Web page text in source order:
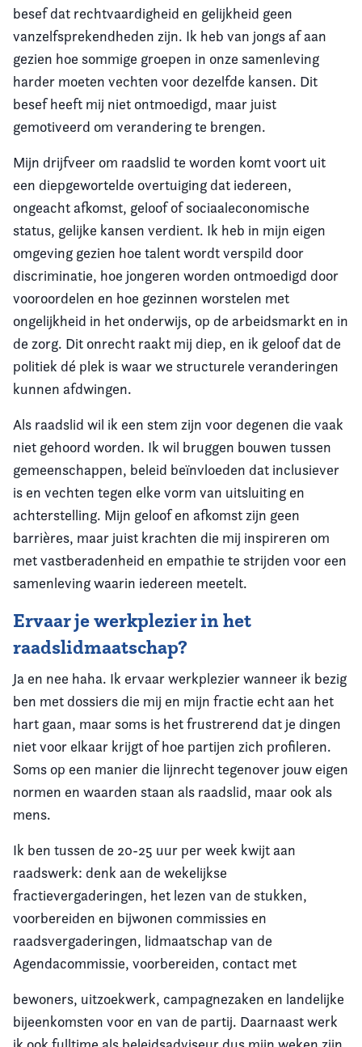
besef dat rechtvaardigheid en gelijkheid geen
vanzelfsprekendheden zijn. Ik heb van jongs af aan
gezien hoe sommige groepen in onze samenleving
harder moeten vechten voor dezelfde kansen. Dit
besef heeft mij niet ontmoedigd, maar juist
gemotiveerd om verandering te brengen.
Mijn drijfveer om raadslid te worden komt voort uit
een diepgewortelde overtuiging dat iedereen,
ongeacht afkomst, geloof of sociaaleconomische
status, gelijke kansen verdient. Ik heb in mijn eigen
omgeving gezien hoe talent wordt verspild door
discriminatie, hoe jongeren worden ontmoedigd door
vooroordelen en hoe gezinnen worstelen met
ongelijkheid in het onderwijs, op de arbeidsmarkt en in
de zorg. Dit onrecht raakt mij diep, en ik geloof dat de
politiek dé plek is waar we structurele veranderingen
kunnen afdwingen.
Als raadslid wil ik een stem zijn voor degenen die vaak
niet gehoord worden. Ik wil bruggen bouwen tussen
gemeenschappen, beleid beïnvloeden dat inclusiever
is en vechten tegen elke vorm van uitsluiting en
achterstelling. Mijn geloof en afkomst zijn geen
barrières, maar juist krachten die mij inspireren om
met vastberadenheid en empathie te strijden voor een
samenleving waarin iedereen meetelt.
Ervaar je werkplezier in het
raadslidmaatschap?
Ja en nee haha. Ik ervaar werkplezier wanneer ik bezig
ben met dossiers die mij en mijn fractie echt aan het
hart gaan, maar soms is het frustrerend dat je dingen
niet voor elkaar krijgt of hoe partijen zich profileren.
Soms op een manier die lijnrecht tegenover jouw eigen
normen en waarden staan als raadslid, maar ook als
mens.
Ik ben tussen de 20-25 uur per week kwijt aan
raadswerk: denk aan de wekelijkse
fractievergaderingen, het lezen van de stukken,
voorbereiden en bijwonen commissies en
raadsvergaderingen, lidmaatschap van de
Agendacommissie, voorbereiden, contact met
bewoners, uitzoekwerk, campagnezaken en landelijke
bijeenkomsten voor en van de partij. Daarnaast werk